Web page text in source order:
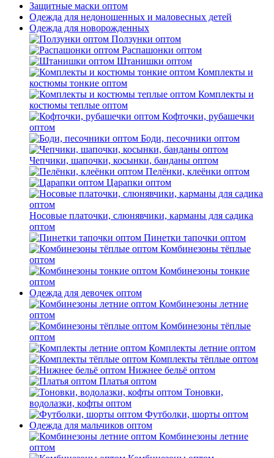
Защитные маски оптом
Одежда для недоношенных и маловесных детей
Одежда для новорожденных
Ползунки оптом
Распашонки оптом
Штанишки оптом
Комплекты и
костюмы тонкие оптом
Комплекты и
костюмы теплые оптом
Кофточки, рубашечки
оптом
Боди, песочники оптом
Чепчики, шапочки, косынки, банданы оптом
Пелёнки, клеёнки оптом
Царапки оптом
Носовые платочки, слюнявчики, карманы для садика
оптом
Пинетки тапочки оптом
Комбинезоны тёплые
оптом
Комбинезоны тонкие
оптом
Одежда для девочек оптом
Комбинезоны летние
оптом
Комбинезоны тёплые
оптом
Комплекты летние оптом
Комплекты тёплые оптом
Нижнее бельё оптом
Платья оптом
Тоновки,
водолазки, кофты оптом
Футболки, шорты оптом
Одежда для мальчиков оптом
Комбинезоны летние
оптом